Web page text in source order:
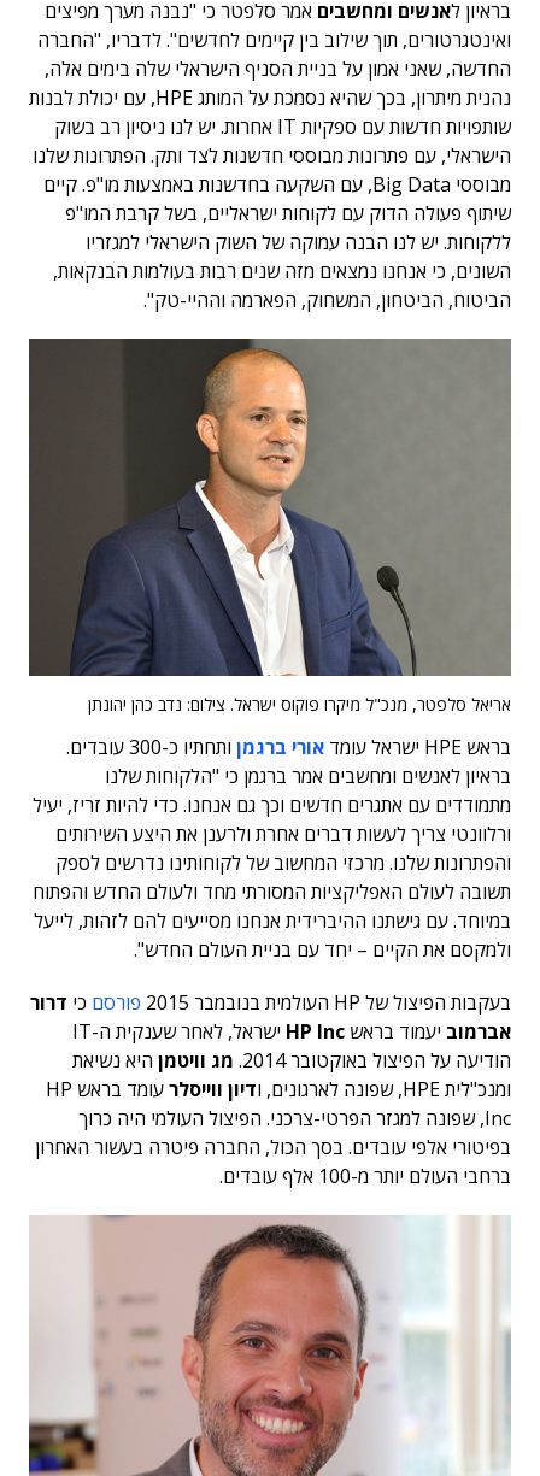
בראיון לאנשים ומחשבים אמר סלפטר כי "נבנה מערך מפיצים
ואינטגרטורים, תוך שילוב בין קיימים לחדשים". לדבריו, "החברה
החדשה, שאני אמון על בניית הסניף הישראלי שלה בימים אלה,
נהנית מיתרון, בכך שהיא נסמכת על המותג HPE, עם יכולת לבנות
שותפויות חדשות עם ספקיות IT אחרות. יש לנו ניסיון רב בשוק
הישראלי, עם פתרונות מבוססי חדשנות לצד ותק. הפתרונות שלנו
מבוססי Big Data, עם השקעה בחדשנות באמצעות מו"פ. קיים
שיתוף פעולה הדוק עם לקוחות ישראליים, בשל קרבת המו"פ
ללקוחות. יש לנו הבנה עמוקה של השוק הישראלי למגזריו
השונים, כי אנחנו נמצאים מזה שנים רבות בעולמות הבנקאות,
הביטוח, הביטחון, המשחוק, הפארמה וההיי-טק".
אריאל סלפטר, מנכ"ל מיקרו פוקוס ישראל. צילום: נדב כהן יהונתן
בראש HPE ישראל עומד אורי ברגמן
ותחתיו כ-300 עובדים.
בראיון לאנשים ומחשבים אמר ברגמן כי "הלקוחות שלנו
מתמודדים עם אתגרים חדשים וכך גם אנחנו. כדי להיות זריז, יעיל
ורלוונטי צריך לעשות דברים אחרת ולרענן את היצע השירותים
והפתרונות שלנו. מרכזי המחשוב של לקוחותינו נדרשים לספק
תשובה לעולם האפליקציות המסורתי מחד ולעולם החדש והפתוח
במיוחד. עם גישתנו ההיברידית אנחנו מסייעים להם לזהות, לייעל
ולמקסם את הקיים – יחד עם בניית העולם החדש".
בעקבות הפיצול של HP העולמית בנובמבר 2015
פורסם כי דרור
אברמוב יעמוד בראש HP Inc
ישראל, לאחר שענקית ה-IT
הודיעה על הפיצול באוקטובר 2014.
מג וויטמן היא נשיאת
ומנכ"לית HPE, שפונה לארגונים, ו
דיון ווייסלר
עומד בראש HP
Inc, שפונה למגזר הפרטי-צרכני. הפיצול העולמי היה כרוך
בפיטורי אלפי עובדים. בסך הכול, החברה פיטרה בעשור האחרון
ברחבי העולם יותר מ-100 אלף עובדים.